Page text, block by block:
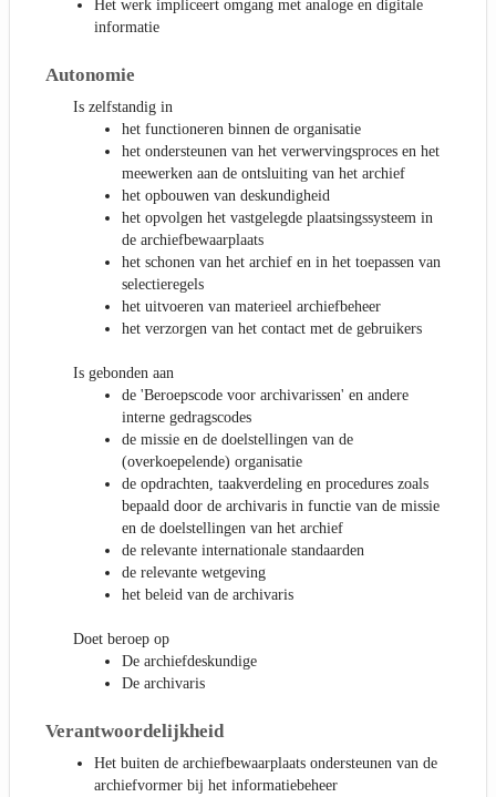
Het werk impliceert omgang met analoge en digitale
informatie
Autonomie
Is zelfstandig in
het functioneren binnen de organisatie
het ondersteunen van het verwervingsproces en het
meewerken aan de ontsluiting van het archief
het opbouwen van deskundigheid
het opvolgen het vastgelegde plaatsingssysteem in
de archiefbewaarplaats
het schonen van het archief en in het toepassen van
selectieregels
het uitvoeren van materieel archiefbeheer
het verzorgen van het contact met de gebruikers
Is gebonden aan
de 'Beroepscode voor archivarissen' en andere
interne gedragscodes
de missie en de doelstellingen van de
(overkoepelende) organisatie
de opdrachten, taakverdeling en procedures zoals
bepaald door de archivaris in functie van de missie
en de doelstellingen van het archief
de relevante internationale standaarden
de relevante wetgeving
het beleid van de archivaris
Doet beroep op
De archiefdeskundige
De archivaris
Verantwoordelijkheid
Het buiten de archiefbewaarplaats ondersteunen van de
archiefvormer bij het informatiebeheer